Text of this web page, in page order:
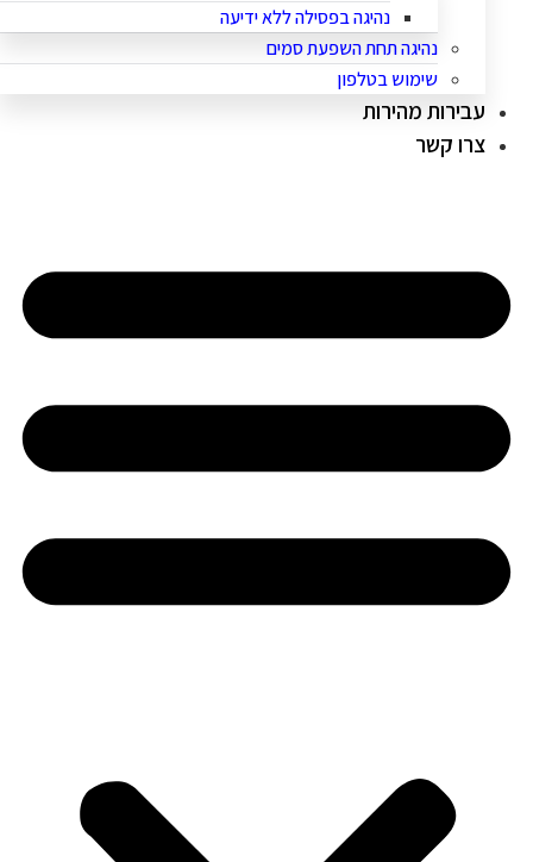
נהיגה בפסילה ללא ידיעה
נהיגה תחת השפעת סמים
שימוש בטלפון
עבירות מהירות
צרו קשר